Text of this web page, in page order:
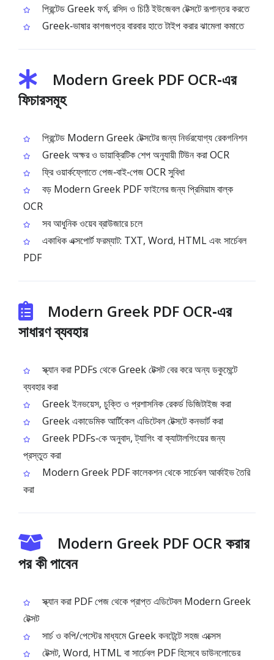
প্রিন্টেড Greek ফর্ম, রসিদ ও চিঠি ইউজেবল টেক্সটে রূপান্তর করতে
Greek‑ভাষার কাগজপত্র বারবার হাতে টাইপ করার ঝামেলা কমাতে
Modern Greek PDF OCR‑এর
ফিচারসমূহ
প্রিন্টেড Modern Greek টেক্সটের জন্য নির্ভরযোগ্য রেকগনিশন
Greek অক্ষর ও ডায়াক্রিটিক শেপ অনুযায়ী টিউন করা OCR
ফ্রি ওয়ার্কফ্লোতে পেজ‑বাই‑পেজ OCR সুবিধা
বড় Modern Greek PDF ফাইলের জন্য প্রিমিয়াম বাল্ক
OCR
সব আধুনিক ওয়েব ব্রাউজারে চলে
একাধিক এক্সপোর্ট ফরম্যাট: TXT, Word, HTML এবং সার্চেবল
PDF
Modern Greek PDF OCR‑এর
সাধারণ ব্যবহার
স্ক্যান করা PDFs থেকে Greek টেক্সট বের করে অন্য ডকুমেন্টে
ব্যবহার করা
Greek ইনভয়েস, চুক্তি ও প্রশাসনিক রেকর্ড ডিজিটাইজ করা
Greek একাডেমিক আর্টিকেল এডিটেবল টেক্সটে কনভার্ট করা
Greek PDFs‑কে অনুবাদ, ট্যাগিং বা ক্যাটালগিংয়ের জন্য
প্রস্তুত করা
Modern Greek PDF কালেকশন থেকে সার্চেবল আর্কাইভ তৈরি
করা
Modern Greek PDF OCR করার
পর কী পাবেন
স্ক্যান করা PDF পেজ থেকে প্রাপ্ত এডিটেবল Modern Greek
টেক্সট
সার্চ ও কপি/পেস্টের মাধ্যমে Greek কনটেন্টে সহজ এক্সেস
টেক্সট, Word, HTML বা সার্চেবল PDF হিসেবে ডাউনলোডের